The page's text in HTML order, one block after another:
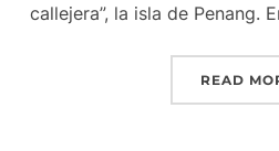
callejera”, la isla de Penang.
READ